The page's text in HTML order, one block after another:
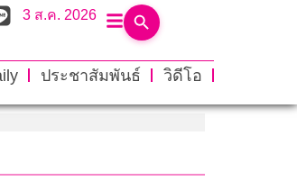
3 ส.ค. 2026
ประชาสัมพันธ์
วิดีโอ